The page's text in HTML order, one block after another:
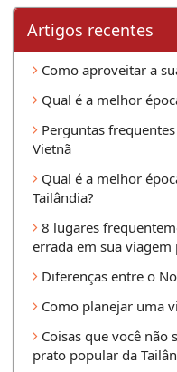
Artigos recentes
Como aproveitar a
Qual é a melhor
Perguntas
Vietnã
Qual é a melhor
Tailândia?
8 lugares
errada em sua
Diferenças entre o
Como planejar uma
Coisas que você não
prato popular da